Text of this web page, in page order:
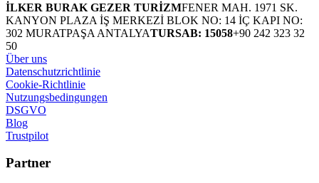
İLKER BURAK GEZER TURİZMFENER MAH. 1971 SK.
KANYON PLAZA İŞ MERKEZİ BLOK NO: 14 İÇ KAPI NO:
302 MURATPAŞA ANTALYATURSAB: 15058+90 242 323 32
50
Über uns
Datenschutzrichtlinie
Cookie-Richtlinie
Nutzungsbedingungen
DSGVO
Blog
Trustpilot
Partner